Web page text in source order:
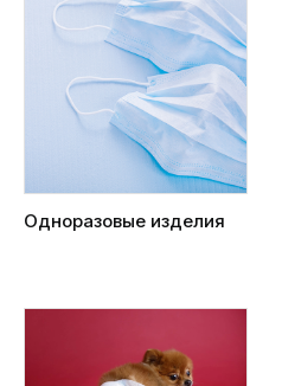
Одноразовые изделия